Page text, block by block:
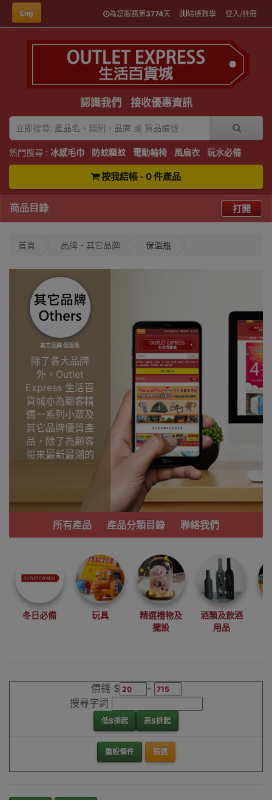
Eng 為您服務第3774天 結帳教學 登入/註冊
認識我們 接收優惠資訊
熱門搜尋 : 冰感毛巾 防蚊驅蚊 電動輪椅 風扇衣 玩水必備
按我結帳 - 0 件產品
商品目錄 打開
首頁 品牌 - 其它品牌 保溫瓶
其它品牌 保溫瓶
除了各大品牌
外，Outlet
Express 生活百
貨城亦為顧客精
選一系列小眾及
其它品牌優質產
品，除了為顧客
帶來最新最潮的
產品外，亦包括
功能齊備的產
品。
我們每月會固定
尋找最更新、最
潮、有特色而且
優惠的優質產
品，從用家的角
度為你帶來你的
最好選擇。
所有產品 產品分類目錄 聯絡我們
冬日必備 玩具
精選禮物及
擺設
酒類及飲酒
用品
價錢 $
-
搜尋字詞
低$排起 高$排起
重設條件 篩選